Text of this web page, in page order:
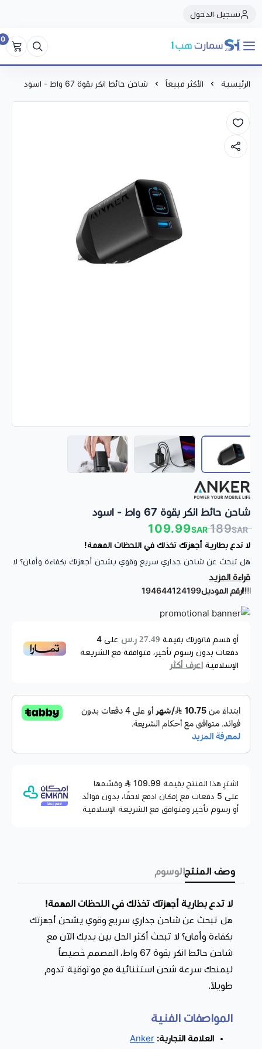
تسجيل الدخول
سمارت هبSmart Hub1
0
الرئيسية الأكثر مبيعاً شاحن حائط انكر بقوة 67 واط - اسود
شاحن حائط انكر بقوة 67 واط - اسود
189SAR
109.99SAR
لا تدع بطارية أجهزتك تخذلك في اللحظات المهمة!
هل تبحث عن شاحن جداري سريع وقوي يشحن أجهزتك بكفاءة وأمان؟ لا
تبحث أكثر
المصمم خصيصاً ليمنحك سرعة شحن استثنائية مع موثوقية تدوم
طويلاً.
المواصفات الفنية
التصنيف :افياش وشواحن جدارية
الموديل:336
اللون:أسود
الضمان:سنتين
مميزات شاحن حائط انكر
تحتاجها.
لا حاجة لعدة شواحن، اشحن هاتفك، جهازك
توافق شامل مع أحدث الأجهزة:
يتوافق مع مجموعة واسعة
من الأجهزة كالهواتف الذكية و الأجهزة اللوحية و اللابتوب
لأجهزة Galaxy و MacBook.
تصميم مدمج وسهل الحمل: مثالي للسفر والتنقل، يدخل
قراءة المزيد
رقم الموديل194644124199
أو قسم فاتورتك بقيمة 27.49 ر.س على 4
دفعات بدون رسوم تأخير، متوافقة مع الشريعة
الإسلامية اعرف أكثر
اشترِ هذا المنتج بقيمة 109.99
وقسّمها
على 5 دفعات مع إمكان ادفع لاحقًا، بدون فوائد
أو رسوم تأخير ومتوافق مع الشريعة الإسلامية
وصف المنتجالوسوم
لا تدع بطارية أجهزتك تخذلك في اللحظات المهمة!
هل تبحث عن شاحن جداري سريع وقوي يشحن أجهزتك
بكفاءة وأمان؟ لا تبحث أكثر الحل بين يديك الآن مع
شاحن حائط انكر بقوة 67 واط، المصمم خصيصاً
ليمنحك سرعة شحن استثنائية مع موثوقية تدوم
طويلاً.
المواصفات الفنية
العلامة التجارية: Anker